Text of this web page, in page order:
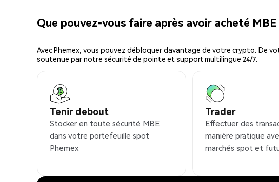
Que pouvez-vous faire après avoir acheté MBE
Avec Phemex, vous pouvez débloquer davantage de votre crypto. De
soutenue par notre sécurité de pointe et support multilingue 24/7.
Tenir debout
Stocker en toute sécurité MBE
dans votre portefeuille spot
Phemex
Trader
Effectuer des
manière pratique
marchés spot et